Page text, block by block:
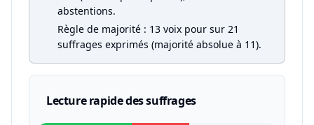
abstentions.
Règle de majorité : 13 voix pour sur 21
suffrages exprimés (majorité absolue à 11).
Lecture rapide des suffrages